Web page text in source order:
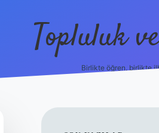
Topluluk
Birlikte öğren, birlikte